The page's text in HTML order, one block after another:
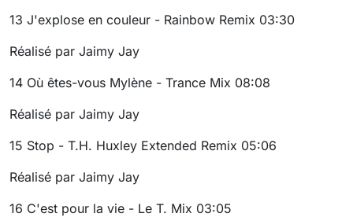
13 J'explose en couleur - Rainbow Remix 03:30
Réalisé par Jaimy Jay
14 Où êtes-vous Mylène - Trance Mix 08:08
Réalisé par Jaimy Jay
15 Stop - T.H. Huxley Extended Remix 05:06
Réalisé par Jaimy Jay
16 C'est pour la vie - Le T. Mix 03:05